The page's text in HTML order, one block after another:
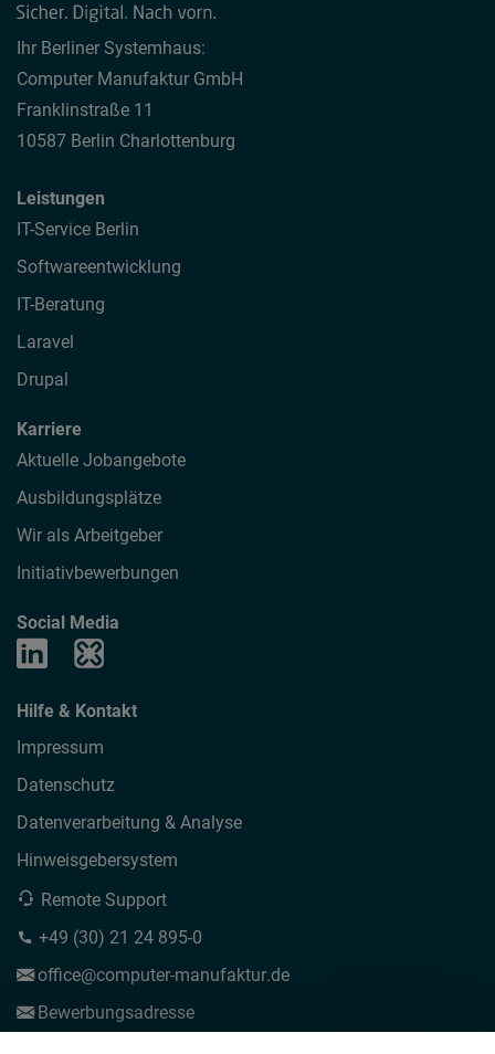
Ihr Berliner Systemhaus:
Computer Manufaktur GmbH
Franklinstraße 11
10587 Berlin Charlottenburg
Leistungen
IT-Service Berlin
Softwareentwicklung
IT-Beratung
Laravel
Drupal
Karriere
Aktuelle Jobangebote
Ausbildungsplätze
Wir als Arbeitgeber
Initiativbewerbungen
Social Media
Hilfe & Kontakt
Impressum
Datenschutz
Datenverarbeitung & Analyse
Hinweisgebersystem
Remote Support
+49 (30) 21 24 895-0
office
computer-manufaktur de
Bewerbungsadresse